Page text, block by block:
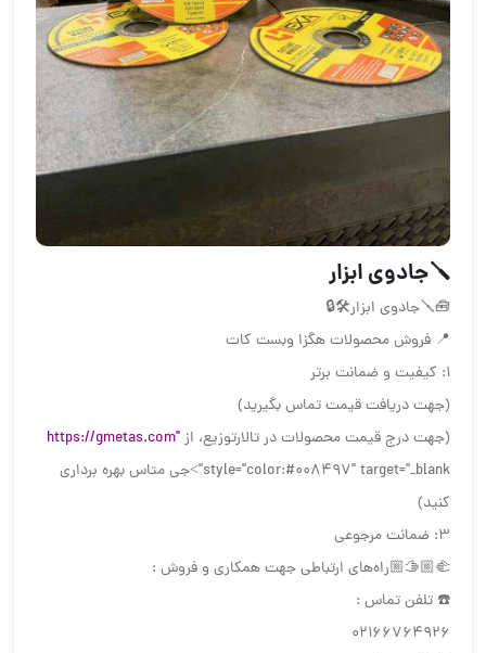
🪛جادوی ابزار
🧰🪛جادوی ابزار🛠🔒
📍 فروش محصولات هگزا وبست کات
1: کیفیت و ضمانت برتر
(جهت دریافت قیمت تماس بگیرید)
(جهت درج قیمت محصولات در تالارتوزیع، ازhttps://gmetas.com"
style="color:#008497" target="_blank">جی متاس بهره برداری
کنید)
3: ضمانت مرجوعی
🫱🏼‍🫲🏼راه‌های ارتباطی جهت همکاری و فروش :
☎️ تلفن تماس :
02166764926